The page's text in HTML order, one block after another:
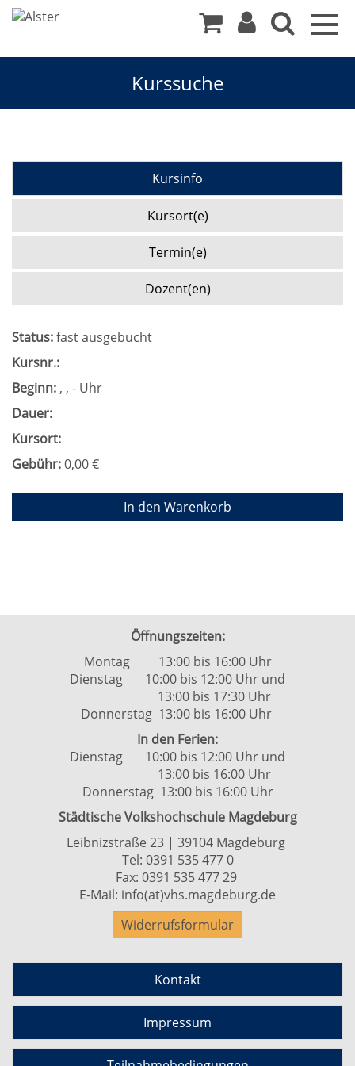
Kurssuche
Kursinfo
Kursort(e)
Termin(e)
Dozent(en)
Status:fast ausgebucht
Kursnr.:
Beginn: , , - Uhr
Dauer:
Kursort:
Gebühr:0,00 €
In den Warenkorb
Öffnungszeiten:
Montag 13:00 bis 16:00 Uhr
Dienstag 10:00 bis 12:00 Uhr und
13:00 bis 17:30 Uhr
Donnerstag 13:00 bis 16:00 Uhr
In den Ferien:
Dienstag 10:00 bis 12:00 Uhr und
13:00 bis 16:00 Uhr
Donnerstag 13:00 bis 16:00 Uhr
Städtische Volkshochschule Magdeburg
Leibnizstraße 23 | 39104 Magdeburg
Tel: 0391 535 477 0
Fax: 0391 535 477 29
E-Mail: info(at)vhs.magdeburg.de
Widerrufsformular
Kontakt
Impressum